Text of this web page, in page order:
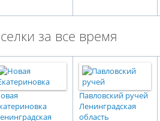
за все время
Павловский ручей
Ленинградская
область